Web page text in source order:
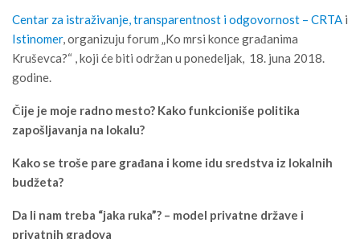
Centar za istraživanje, transparentnost i odgovornost – CRTA i
Istinomer, organizuju forum „Ko mrsi konce građanima
Kruševca?“ , koji će biti održan u ponedeljak, 18. juna 2018.
godine.
Čije je moje radno mesto? Kako funkcioniše politika
zapošljavanja na lokalu?
Kako se troše pare građana i kome idu sredstva iz lokalnih
budžeta?
Da li nam treba “jaka ruka”? – model privatne države i
privatnih gradova